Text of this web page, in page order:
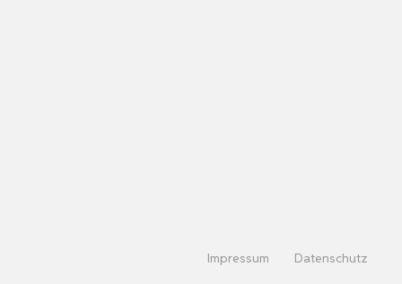
Impressum Datenschutz